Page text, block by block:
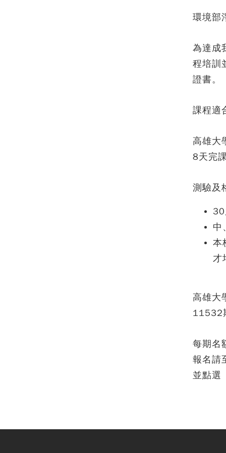
環境部
為達成
程培訓
證書。
課程適
高雄大
8天完
測驗及
中
本
才
高雄大
11532
每期名
報名請
並點選